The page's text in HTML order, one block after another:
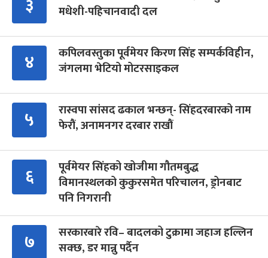
मधेशी-पहिचानवादी दल
४
कपिलवस्तुका पूर्वमेयर किरण सिंह सम्पर्कविहीन,
जंगलमा भेटियो मोटरसाइकल
५
रास्वपा सांसद ढकाल भन्छन्- सिंहदरबारको नाम
फेरौं, अनामनगर दरबार राखौं
६
पूर्वमेयर सिंहको खोजीमा गौतमबुद्ध
विमानस्थलको कुकुरसमेत परिचालन, ड्रोनबाट
पनि निगरानी
७
सरकारबारे रवि– बादलको टुक्रामा जहाज हल्लिन
सक्छ, डर मान्नु पर्दैन